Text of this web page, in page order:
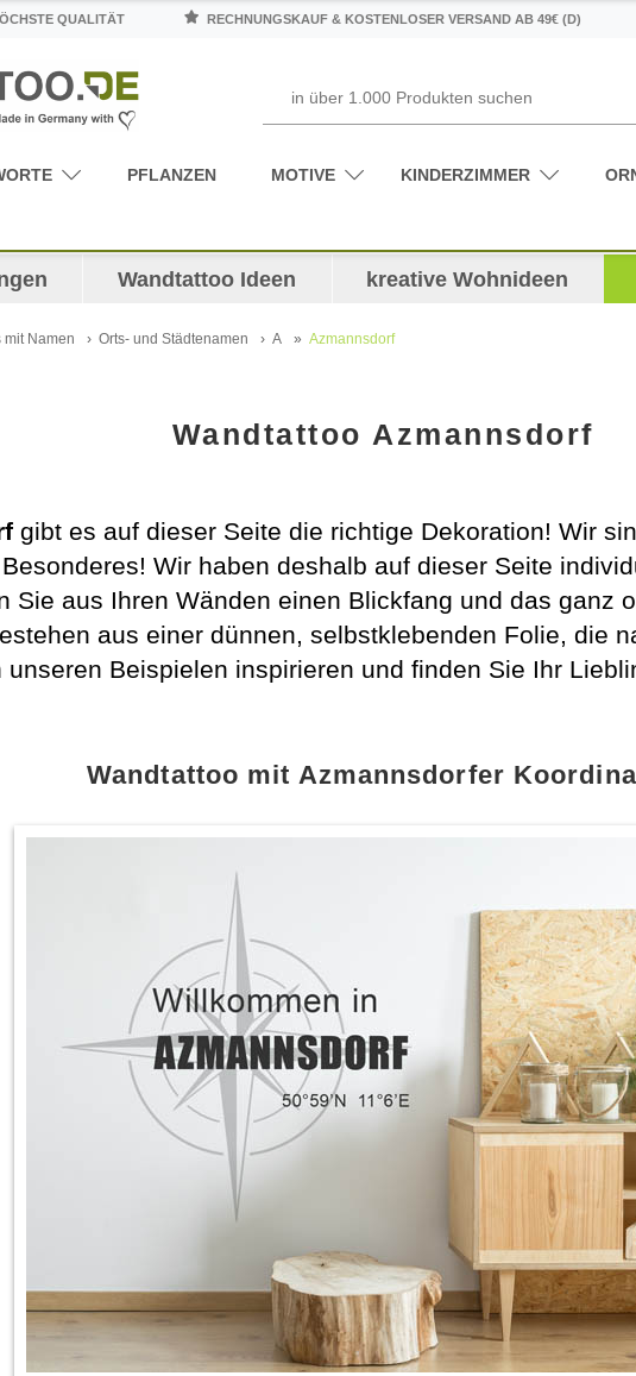
QUALITÄT RECHNUNGSKAUF & KOSTENLOSER VERSAND AB 49€ (D)
PFLANZEN MOTIVE KINDERZIMMER
Wandtattoo Ideen kreative Wohnideen
mit Namen Orts- und Städtenamen A Azmannsdorf
Wandtattoo Azmannsdorf
gibt es auf dieser Seite die richtige Dekoration! Wir
Wir haben deshalb auf dieser Seite
Sie aus Ihren Wänden einen Blickfang und das ganz
aus einer dünnen, selbstklebenden Folie, die
Beispielen inspirieren und finden Sie Ihr
Wandtattoo mit Azmannsdorfer